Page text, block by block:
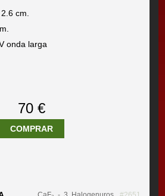
cm.
onda larga
70 €
COMPRAR